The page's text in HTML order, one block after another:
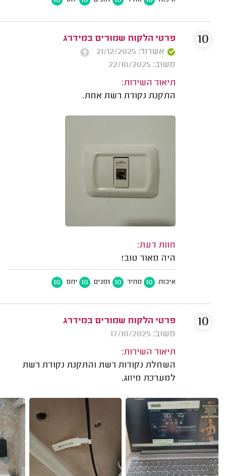
פרטי הלקוח שמורים במידרג
אשרור: 21/12/2025
משוב: 22/10/2025
תיאור השירות:
התקנת נקודת רשת אחת.
חוות דעת:
היה מאוד טוב!
איכות 10 מחיר 10 זמנים 10 יחס 10
10
פרטי הלקוח שמורים במידרג
משוב: 17/10/2025
תיאור השירות:
השחלת נקודות רשת והתקנת נקודת רשת
למערכת מיזוג.
10